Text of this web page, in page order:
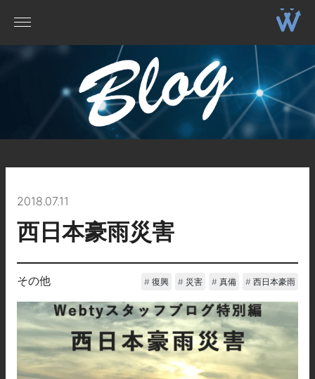
2018.07.11
西日本豪雨災害
その他 復興 災害 真備 西日本豪雨